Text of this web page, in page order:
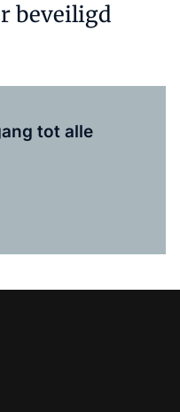
beveiligd
tot alle